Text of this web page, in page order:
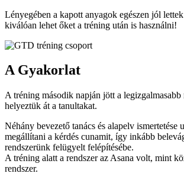
Lényegében a kapott anyagok egészen jól
kiválóan lehet őket a tréning után is használni!
A Gyakorlat
A tréning második napján jött a legizgalmasabb
helyeztük át a tanultakat.
Néhány bevezető tanács és alapelv ismertetése
megállítani a kérdés cunamit, így inkább
rendszerünk felügyelt felépítésébe.
A tréning alatt a rendszer az Asana volt, mint
rendszer.